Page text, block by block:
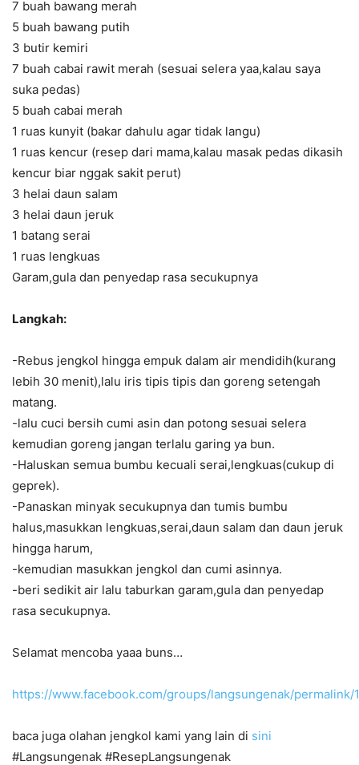
7 buah bawang merah
5 buah bawang putih
3 butir kemiri
7 buah cabai rawit merah (sesuai selera yaa,kalau saya
suka pedas)
5 buah cabai merah
1 ruas kunyit (bakar dahulu agar tidak langu)
1 ruas kencur (resep dari mama,kalau masak pedas dikasih
kencur biar nggak sakit perut)
3 helai daun salam
3 helai daun jeruk
1 batang serai
1 ruas lengkuas
Garam,gula dan penyedap rasa secukupnya
Langkah:
-Rebus jengkol hingga empuk dalam air mendidih(kurang
lebih 30 menit),lalu iris tipis tipis dan goreng setengah
matang.
-lalu cuci bersih cumi asin dan potong sesuai selera
kemudian goreng jangan terlalu garing ya bun.
-Haluskan semua bumbu kecuali serai,lengkuas(cukup di
geprek).
-Panaskan minyak secukupnya dan tumis bumbu
halus,masukkan lengkuas,serai,daun salam dan daun jeruk
hingga harum,
-kemudian masukkan jengkol dan cumi asinnya.
-beri sedikit air lalu taburkan garam,gula dan penyedap
rasa secukupnya.
Selamat mencoba yaaa buns…
https://www.facebook.com/groups/langsungenak/
baca juga olahan jengkol kami yang lain di sini
#Langsungenak #ResepLangsungenak